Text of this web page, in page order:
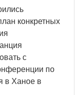
конкретных
с
по
в Ханое в